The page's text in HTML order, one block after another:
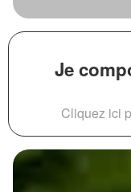
Je
Cliquez ici